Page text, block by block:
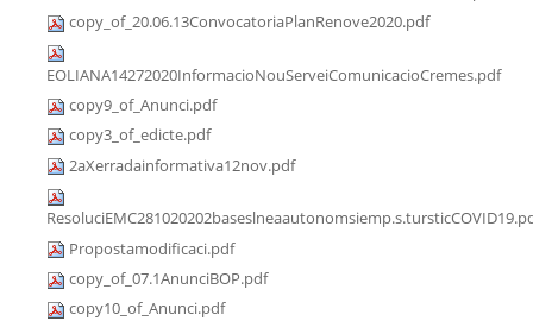
copy_of_20.06.13ConvocatoriaPlanRenove2020.pdf
EOLIANA14272020InformacioNouServeiComunicacioCremes.pdf
copy9_of_Anunci.pdf
copy3_of_edicte.pdf
2aXerradainformativa12nov.pdf
Propostamodificaci.pdf
copy_of_07.1AnunciBOP.pdf
copy10_of_Anunci.pdf